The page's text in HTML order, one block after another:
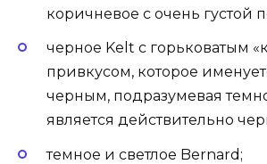
коричневое с очень густой
черное Kelt с горьковатым
привкусом, которое
черным, подразумевая
является действительно
темное и светлое Bernard;